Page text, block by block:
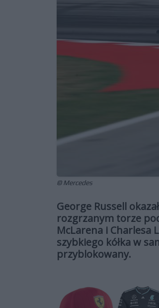
© Mercedes
George Russell
rozgrzanym torze
McLarena i Charlesa
szybkiego kółka w
przyblokowany.